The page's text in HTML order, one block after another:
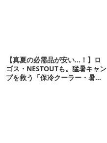
【真夏の必需品が安い…！】ロ
ゴス・NESTOUTも。猛暑キャン
プを救う「保冷クーラー・暑さ